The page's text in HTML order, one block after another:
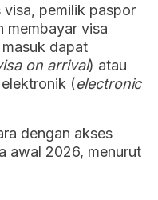
visa, pemilik paspor
membayar visa
dapat
on arrival) atau
(electronic
dengan akses
awal 2026, menurut